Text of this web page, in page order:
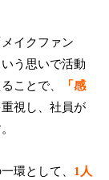
イクファン
う思いで活動
ことで、
「感
重視し、社員が
環として、 1人